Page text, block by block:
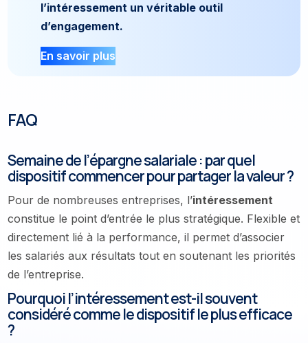
l’intéressement un véritable outil
d’engagement.
En savoir plus
FAQ
Semaine de l’épargne salariale : par quel
dispositif commencer pour partager la valeur ?
Pour de nombreuses entreprises, l’intéressement
constitue le point d’entrée le plus stratégique. Flexible et
directement lié à la performance, il permet d’associer
les salariés aux résultats tout en soutenant les priorités
de l’entreprise.
Pourquoi l’intéressement est-il souvent
considéré comme le dispositif le plus efficace
?